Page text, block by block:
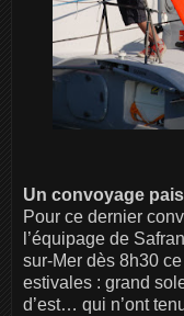
Un convoyage
Pour ce dernier
l’équipage de
sur-Mer dès 8h30
estivales : grand
d’est… qui n’ont